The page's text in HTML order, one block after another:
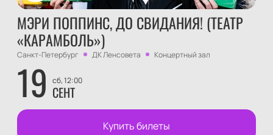
МЭРИ ПОППИНС, ДО СВИДАНИЯ! (ТЕАТР
«КАРАМБОЛЬ»)
Санкт-Петербург ДК Ленсовета Концертный зал
19 сб, 12:00
СЕНТ
Купить билеты